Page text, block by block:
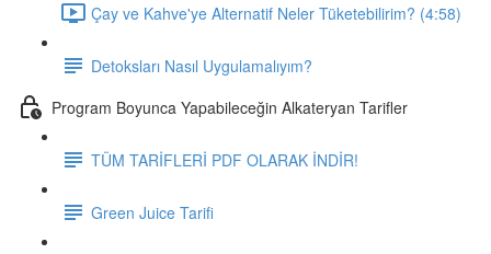
Çay ve Kahve'ye Alternatif Neler Tüketebilirim? (4:58)
Detoksları Nasıl Uygulamalıyım?
Program Boyunca Yapabileceğin Alkateryan Tarifler
TÜM TARİFLERİ PDF OLARAK İNDİR!
Green Juice Tarifi